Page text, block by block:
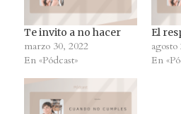
Te invito a no hacer
marzo 30, 2022
En «Pódcast»
El
En